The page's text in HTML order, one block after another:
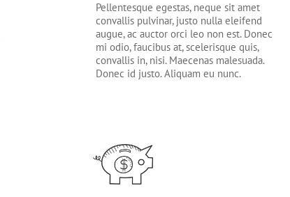
Pellentesque egestas, neque sit amet
convallis pulvinar, justo nulla eleifend
augue, ac auctor orci leo non est. Donec
mi odio, faucibus at, scelerisque quis,
convallis in, nisi. Maecenas malesuada.
Donec id justo. Aliquam eu nunc.